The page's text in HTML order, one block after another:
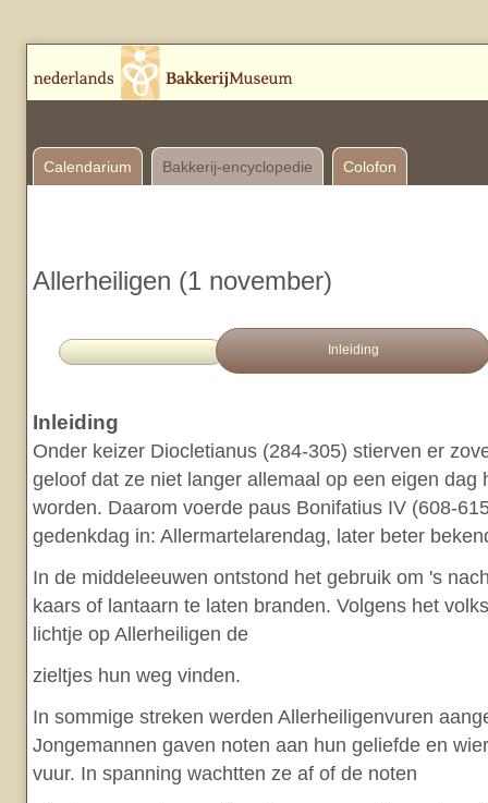
Calendarium Bakkerij-encyclopedie Colofon
Allerheiligen (1 november)
Inleiding
Inleiding
Onder keizer Diocletianus (284-305) stierven er
geloof dat ze niet langer allemaal op een eigen dag
worden. Daarom voerde paus Bonifatius IV (608-
gedenkdag in: Allermartelarendag, later beter
In de middeleeuwen ontstond het gebruik om 's
kaars of lantaarn te laten branden. Volgens het
lichtje op Allerheiligen de
zieltjes hun weg vinden.
In sommige streken werden Allerheiligenvuren
Jongemannen gaven noten aan hun geliefde en
vuur. In spanning wachtten ze af of de noten